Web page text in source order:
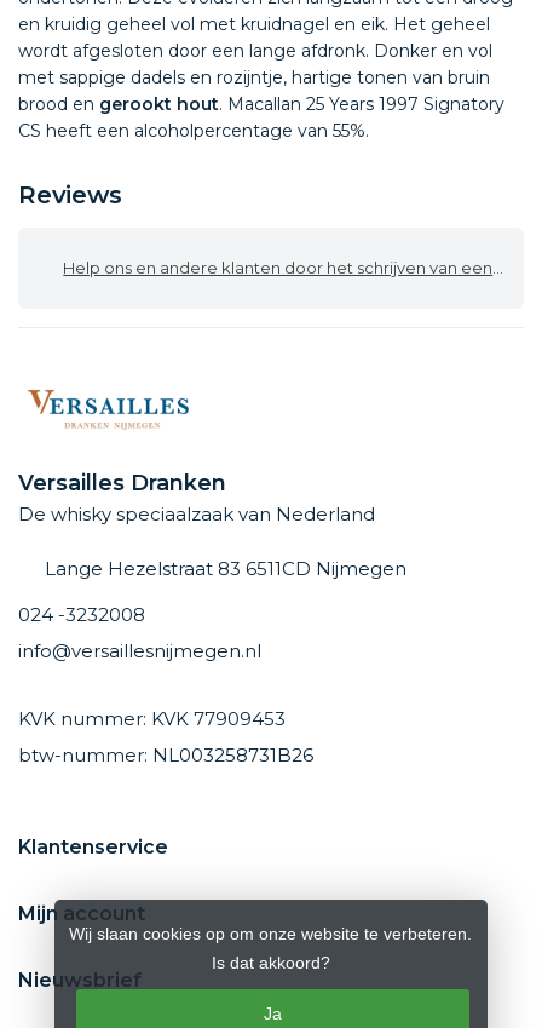
en kruidig geheel vol met kruidnagel en eik. Het geheel
wordt afgesloten door een lange afdronk. Donker en vol
met sappige dadels en rozijntje, hartige tonen van bruin
brood en gerookt hout. Macallan 25 Years 1997 Signatory
CS heeft een alcoholpercentage van 55%.
Reviews
Help ons en andere klanten door het schrijven van een review
Versailles Dranken
De whisky speciaalzaak van Nederland
Lange Hezelstraat 83 6511CD Nijmegen
024 -3232008
info@versaillesnijmegen.nl
KVK nummer: KVK 77909453
btw-nummer: NL003258731B26
Klantenservice
Mijn account
Nieuwsbrief
Wij slaan cookies op om onze website te verbeteren.
Is dat akkoord?
Ja